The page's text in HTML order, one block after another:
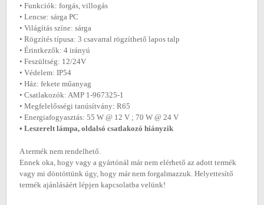
• Funkciók: forgás, villogás
• Lencse: sárga PC
• Világítás színe: sárga
• Rögzítés típusa: 3 csavarral rögzíthető lapos talp
• Érintkezők: 4 irányú
• Feszültség: 12/24V
• Védelem: IP54
• Ház: fekete műanyag
• Csatlakozók: AMP 1-967325-1
• Megfelelősségi tanúsítvány: R65
• Energiafogyasztás: 55 W @ 12 V ; 70 W @ 24 V
• Leszerelt lámpa, oldalsó csatlakozó hiányzik
A termék nem rendelhető.
Ennek oka, hogy vagy a gyártónál már nem elérhető az adott termék
vagy mi döntöttünk úgy, hogy már nem forgalmazzuk. Helyettesítő
termék ajánlásáért lépjen kapcsolatba velünk!